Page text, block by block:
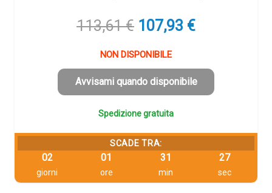
113,61€ Il
originale
era:
113,61 €.
107,93 €Il
è:
107,93 €.
NON DISPONIBILE
Avvisami quando disponibile
Spedizione gratuita
SCADE TRA:
02
giorni
01
ore
31
min
26
sec